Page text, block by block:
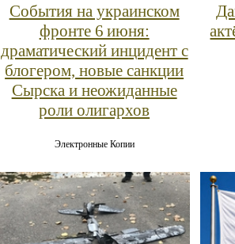
События на украинском
фронте 6 июня:
драматический инцидент с
блогером, новые санкции
Сырска и неожиданные
роли олигархов
Электронные Копии